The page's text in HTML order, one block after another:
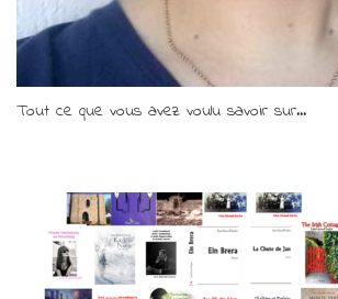
Tout ce que vous avez voulu savoir sur...